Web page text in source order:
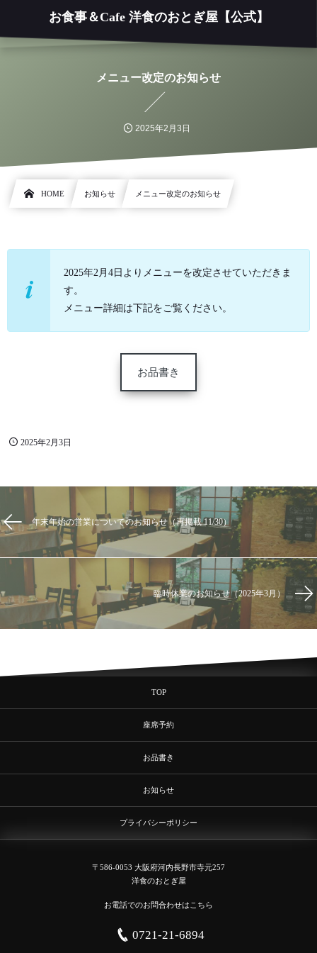
お食事＆Cafe 洋食のおとぎ屋【公式】
メニュー改定のお知らせ
2025年2月3日
HOME お知らせ メニュー改定のお知らせ
2025年2月4日よりメニューを改定させていただきま
す。
メニュー詳細は下記をご覧ください。
お品書き
2025年2月3日
年末年始の営業についてのお知らせ（再掲載 11/30）
臨時休業のお知らせ（2025年3月）
TOP
座席予約
お品書き
お知らせ
プライバシーポリシー
〒586-0053 大阪府河内長野市寺元257
洋食のおとぎ屋
お電話でのお問合わせはこちら
0721-21-6894